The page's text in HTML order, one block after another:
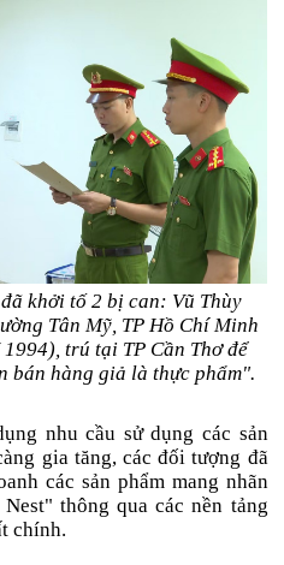
khởi tố 2 bị can: Vũ Thùy
Tân Mỹ, TP Hồ Chí Minh
trú tại TP Cần Thơ để
bán hàng giả là thực phẩm".
nhu cầu sử dụng các sản
gia tăng, các đối tượng đã
các sản phẩm mang nhãn
thông qua các nền tảng
chính.